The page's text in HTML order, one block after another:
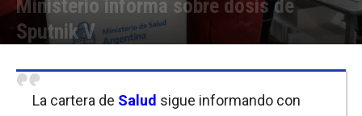
Ministerio informa sobre dosis de
Sputnik V
La cartera de Salud sigue informando con